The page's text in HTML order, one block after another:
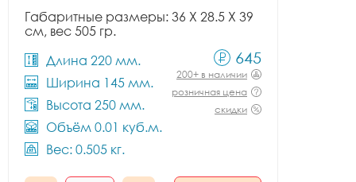
Габаритные размеры: 36 X 28.5 X 39
см, вес 505 гр.
Длина 220 мм.
Ширина 145 мм.
Высота 250 мм.
Объём 0.01 куб.м.
Вес: 0.505 кг.
645
200+ в наличии
розничная цена
скидки